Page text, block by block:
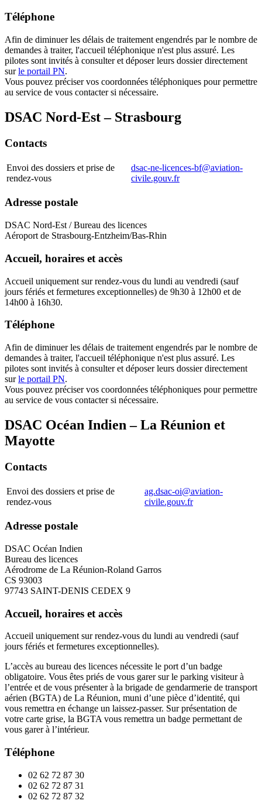
Téléphone
Afin de diminuer les délais de traitement engendrés par le nombre de
demandes à traiter, l'accueil téléphonique n'est plus assuré. Les
pilotes sont invités à consulter et déposer leurs dossier directement
surle portail PN.
Vous pouvez préciser vos coordonnées téléphoniques pour permettre
au service de vous contacter si nécessaire.
DSAC Nord-Est – Strasbourg
Contacts
Envoi des dossiers et prise de
rendez-vous
dsac-ne-licences-bf@aviation-
civile.gouv.fr
Adresse postale
DSAC Nord-Est / Bureau des licences
Aéroport de Strasbourg-Entzheim/Bas-Rhin
Accueil, horaires et accès
Accueil uniquement sur rendez-vous du lundi au vendredi (sauf
jours fériés et fermetures exceptionnelles) de 9h30 à 12h00 et de
14h00 à 16h30.
Téléphone
Afin de diminuer les délais de traitement engendrés par le nombre de
demandes à traiter, l'accueil téléphonique n'est plus assuré. Les
pilotes sont invités à consulter et déposer leurs dossier directement
surle portail PN.
Vous pouvez préciser vos coordonnées téléphoniques pour permettre
au service de vous contacter si nécessaire.
DSAC Océan Indien – La Réunion et
Mayotte
Contacts
Envoi des dossiers et prise de
rendez-vous
ag.dsac-oi@aviation-
civile.gouv.fr
Adresse postale
DSAC Océan Indien
Bureau des licences
Aérodrome de La Réunion-Roland Garros
CS 93003
97743 SAINT-DENIS CEDEX 9
Accueil, horaires et accès
Accueil uniquement sur rendez-vous du lundi au vendredi (sauf
jours fériés et fermetures exceptionnelles).
L’accès au bureau des licences nécessite le port d’un badge
obligatoire. Vous êtes priés de vous garer sur le parking visiteur à
l’entrée et de vous présenter à la brigade de gendarmerie de transport
aérien (BGTA) de La Réunion, muni d’une pièce d’identité, qui
vous remettra en échange un laissez-passer. Sur présentation de
votre carte grise, la BGTA vous remettra un badge permettant de
vous garer à l’intérieur.
Téléphone
02 62 72 87 30
02 62 72 87 31
02 62 72 87 32